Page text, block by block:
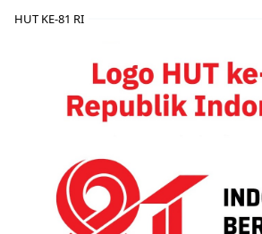
HUT KE-81 RI